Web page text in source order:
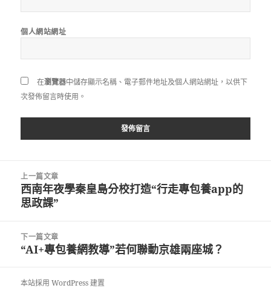
個人網站網址
在瀏覽器中儲存顯示名稱、電子郵件地址及個人網站網址，以供下
次發佈留言時使用。
上一篇文章
上
一
文
章:
西南年夜學秦皇島分校打造“行走專包養app的
思政課”
下一篇文章
下
篇
“AI+專包養網教導”若何聯動京雄兩座城？
本站採用 WordPress 建置